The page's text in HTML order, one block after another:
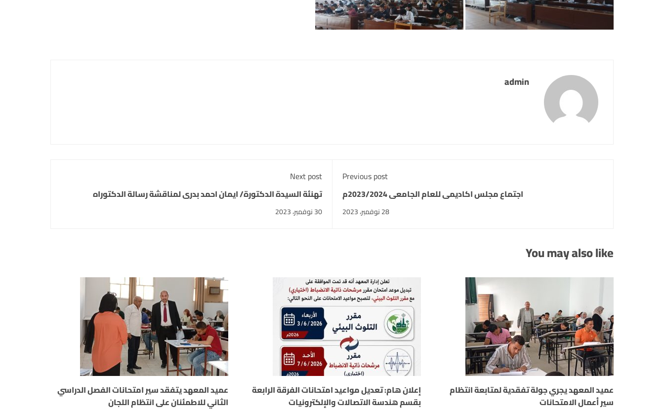
admin
Previous post
اجتماع مجلس اكاديمى للعام الجامعى 2023/2024م
28 نوفمبر، 2023
Next post
تهنئة السيدة الدكتورة/ ايمان احمد بدرى لمناقشة رسالة الدكتوراه
30 نوفمبر، 2023
You may also like
عميد المعهد يجري جولة تفقدية لمتابعة انتظام
سير أعمال الامتحانات
إعلان هام: تعديل مواعيد امتحانات الفرقة الرابعة
بقسم هندسة الاتصالات والإلكترونيات
عميد المعهد يتفقد سير امتحانات الفصل الدراسي
الثاني للاطمئنان على انتظام اللجان